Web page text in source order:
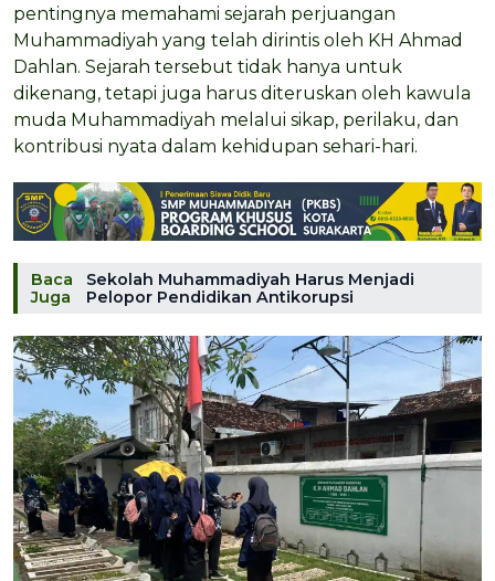
pentingnya memahami sejarah perjuangan
Muhammadiyah yang telah dirintis oleh KH Ahmad
Dahlan. Sejarah tersebut tidak hanya untuk
dikenang, tetapi juga harus diteruskan oleh kawula
muda Muhammadiyah melalui sikap, perilaku, dan
kontribusi nyata dalam kehidupan sehari-hari.
Baca
Juga
Sekolah Muhammadiyah Harus Menjadi
Pelopor Pendidikan Antikorupsi